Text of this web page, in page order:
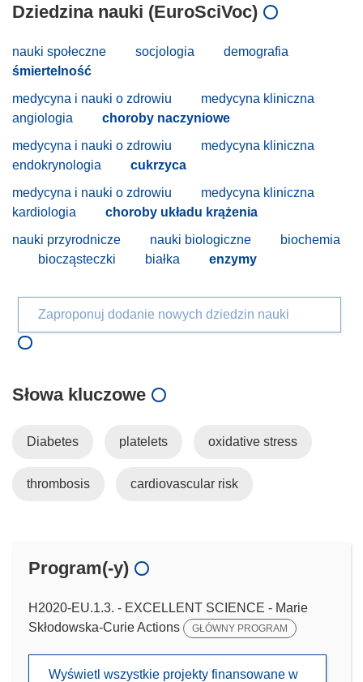
Dziedzina nauki (EuroSciVoc)
nauki społeczne socjologia
demografia
śmiertelność
medycyna i nauki o zdrowiu
medycyna kliniczna
angiologia
choroby naczyniowe
medycyna i nauki o zdrowiu
medycyna kliniczna
endokrynologia
cukrzyca
medycyna i nauki o zdrowiu
medycyna kliniczna
kardiologia
choroby układu krążenia
nauki przyrodnicze
nauki biologiczne
biochemia
biocząsteczki
białka enzymy
Zaproponuj dodanie nowych dziedzin nauki
Słowa kluczowe
Diabetes platelets oxidative stress
thrombosis cardiovascular risk
Program(-y)
H2020-EU.1.3. - EXCELLENT SCIENCE - Marie
Skłodowska-Curie Actions
GŁÓWNY PROGRAM
Wyświetl wszystkie projekty finansowane w